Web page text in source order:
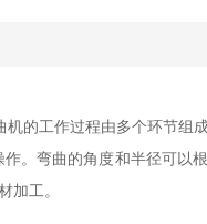
的工作过程由多个环节组
。弯曲的角度和半径可以
加工。